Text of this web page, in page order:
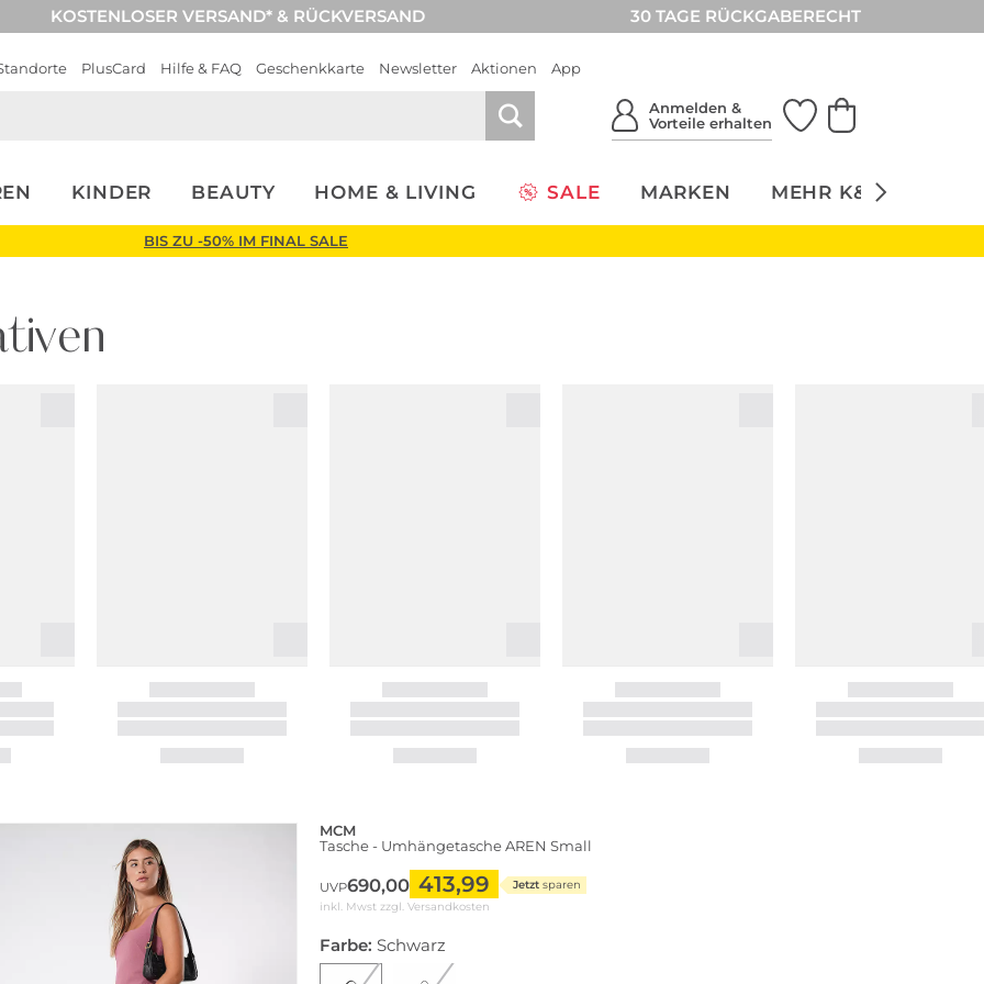
KOSTENLOSER VERSAND* & RÜCKVERSAND 30 TAGE RÜCKGABERECHT
PlusCard Hilfe & FAQ Geschenkkarte Newsletter Aktionen App
Anmelden &
Vorteile erhalten
KINDER BEAUTY HOME & LIVING SALE MARKEN MEHR K&Ö
BIS ZU -50% IM FINAL SALE
MCM
Tasche - Umhängetasche AREN Small
UVP690,00 413,99 Jetzt sparen
inkl. Mwst zzgl. Versandkosten
Farbe: Schwarz